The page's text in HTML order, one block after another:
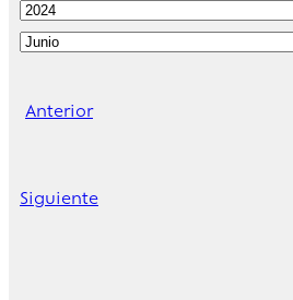
Anterior
Siguiente